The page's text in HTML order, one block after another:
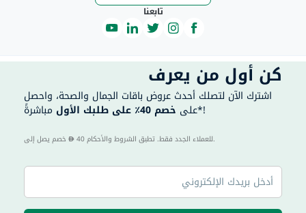
تابعنا
كن أول من يعرف
اشترك الآن لتصلك أحدث عروض باقات الجمال والصحة، واحصل
على خصم 40٪ على طلبك الأول مباشرةً*!
40 للعملاء الجدد فقط. تطبق الشروط والأحكام.